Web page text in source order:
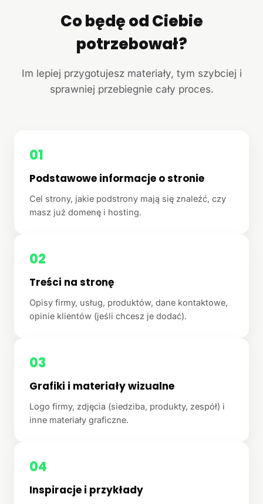
Co będę od Ciebie
potrzebował?
Im lepiej przygotujesz materiały, tym szybciej i
sprawniej przebiegnie cały proces.
01
Podstawowe informacje o stronie
Cel strony, jakie podstrony mają się znaleźć, czy
masz już domenę i hosting.
02
Treści na stronę
Opisy firmy, usług, produktów, dane kontaktowe,
opinie klientów (jeśli chcesz je dodać).
03
Grafiki i materiały wizualne
Logo firmy, zdjęcia (siedziba, produkty, zespół) i
inne materiały graficzne.
04
Inspiracje i przykłady